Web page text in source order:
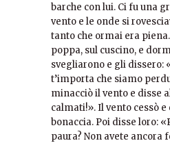
barche con lui. Ci fu una
vento e le onde si
tanto che ormai era
poppa, sul cuscino, e
svegliarono e gli dissero:
t’importa che siamo
minacciò il vento e disse
calmati!». Il vento cessò
bonaccia. Poi disse loro:
paura? Non avete ancora